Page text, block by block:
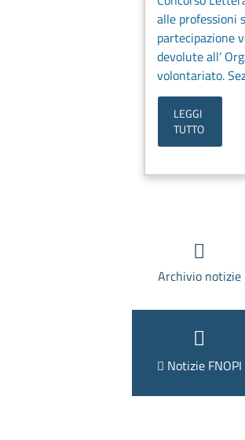
alle professioni
partecipazione
devolute all’
volontariato.
LEGGI
TUTTO
Archivio notizie
Notizie FNOPI